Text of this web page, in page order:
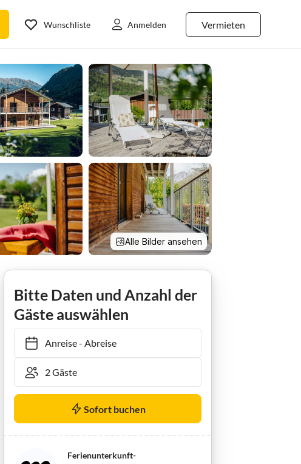
Vermieten
Wunschliste Anmelden
Alle Bilder ansehen
Bitte Daten und Anzahl der
Gäste auswählen
Anreise- Abreise
Sofort buchen
Ferienunterkunft-